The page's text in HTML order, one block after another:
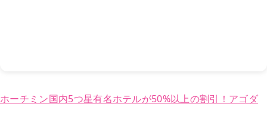
ホーチミン国内5つ星有名ホテルが50%以上の割引！アゴダ